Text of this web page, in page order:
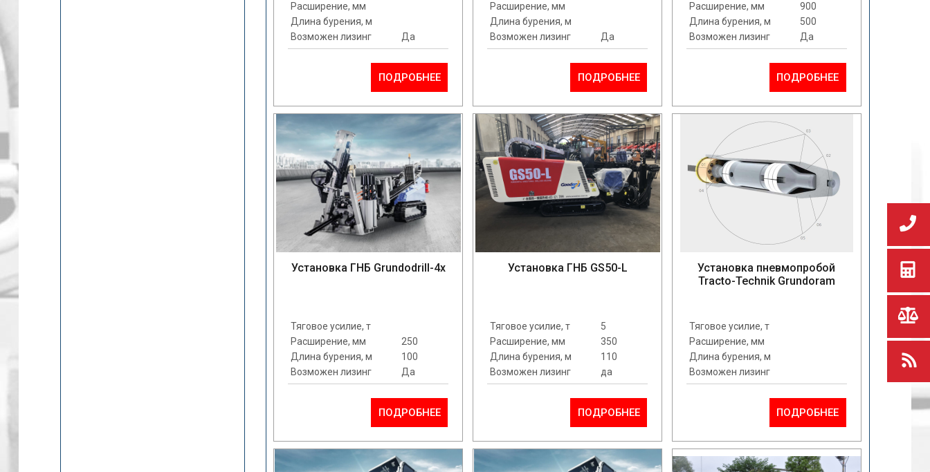
Расширение, мм
Длина бурения, м
Возможен лизинг
Да
ПОДРОБНЕЕ
Расширение, мм
Длина бурения, м
Возможен лизинг
Да
ПОДРОБНЕЕ
Расширение, мм
900
Длина бурения, м
500
Возможен лизинг
Да
ПОДРОБНЕЕ
Установка ГНБ Grundodrill-4x
Тяговое усилие, т
Расширение, мм
250
Длина бурения, м
100
Возможен лизинг
Да
ПОДРОБНЕЕ
Установка ГНБ GS50-L
Тяговое усилие, т
5
Расширение, мм
350
Длина бурения, м
110
Возможен лизинг
да
ПОДРОБНЕЕ
Установка пневмопробой
Tracto-Technik Grundoram
Тяговое усилие, т
Расширение, мм
Длина бурения, м
Возможен лизинг
ПОДРОБНЕЕ